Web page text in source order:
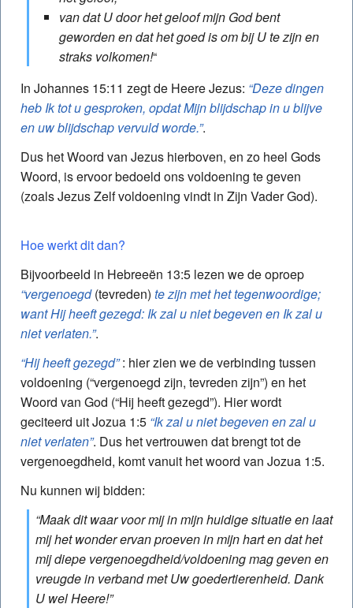
van dat U door het geloof mijn God bent
geworden en dat het goed is om bij U te zijn en
straks volkomen!“
In Johannes 15:11 zegt de Heere Jezus: “Deze dingen
heb Ik tot u gesproken, opdat Mijn blijdschap in u blijve
en uw blijdschap vervuld worde.”.
Dus het Woord van Jezus hierboven, en zo heel Gods
Woord, is ervoor bedoeld ons voldoening te geven
(zoals Jezus Zelf voldoening vindt in Zijn Vader God).
Hoe werkt dit dan?
Bijvoorbeeld in Hebreeën 13:5 lezen we de oproep
“vergenoegd(tevreden) te zijn met het tegenwoordige;
want Hij heeft gezegd: Ik zal u niet begeven en Ik zal u
niet verlaten.”.
“Hij heeft gezegd”: hier zien we de verbinding tussen
voldoening (“vergenoegd zijn, tevreden zijn”) en het
Woord van God (“Hij heeft gezegd”). Hier wordt
geciteerd uit Jozua 1:5 “Ik zal u niet begeven en zal u
niet verlaten”. Dus het vertrouwen dat brengt tot de
vergenoegdheid, komt vanuit het woord van Jozua 1:5.
Nu kunnen wij bidden:
“Maak dit waar voor mij in mijn huidige situatie en laat
mij het wonder ervan proeven in mijn hart en dat het
mij diepe vergenoegdheid/voldoening mag geven en
vreugde in verband met Uw goedertierenheid. Dank
U wel Heere!”